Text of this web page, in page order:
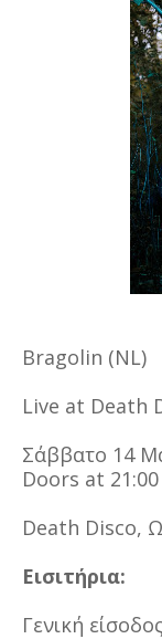
Bragolin (NL)
Live at Death
Σάββατο 14
Doors at 21:00
Death Disco,
Εισιτήρια:
Γενική